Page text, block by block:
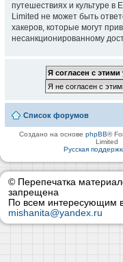
путешествиях и культуре в
Limited не может быть
хакеров, которые могут
несанкционированному
Список форумов
Создано на основеphpBB®
Limited
Русская
© Перепечатка
запрещена
По всем интересующим
mishanita@yandex.ru